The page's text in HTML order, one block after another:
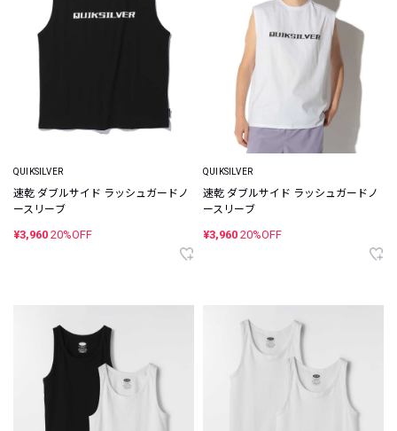
QUIKSILVER
速乾 ダブルサイド ラッシュガードノ
ースリーブ
¥3,960 20%OFF
QUIKSILVER
速乾 ダブルサイド ラッシュガードノ
ースリーブ
¥3,960 20%OFF